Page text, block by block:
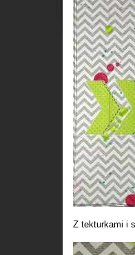
Z tekturkami i